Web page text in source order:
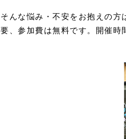
そんな悩み・不安をお抱えの方
要、参加費は無料です。開催時